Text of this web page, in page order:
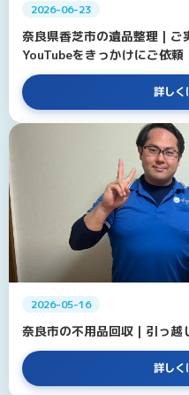
2026-06-23
奈良県香芝市の遺品整理｜ご
YouTubeをきっかけにご依頼
詳しく
2026-05-16
奈良市の不用品回収｜引っ
詳しく